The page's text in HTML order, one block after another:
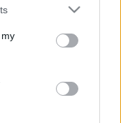
or more Google
You may click to
third-party tags to
in below Google
magyar kettős, a
célba érni a
begyűjtött kupát